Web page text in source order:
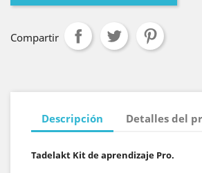
Compartir
Descripción Detalles del
Tadelakt Kit de aprendizaje Pro.